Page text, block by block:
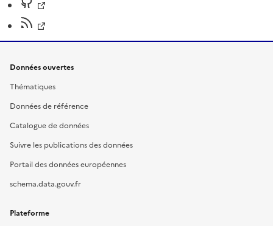
Données ouvertes
Thématiques
Données de référence
Catalogue de données
Suivre les publications des données
Portail des données européennes
schema.data.gouv.fr
Plateforme